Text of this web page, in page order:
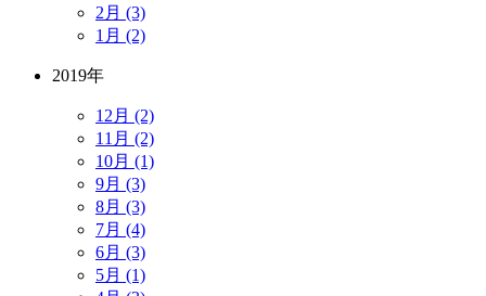
2月 (3)
1月 (2)
2019年
12月 (2)
11月 (2)
10月 (1)
9月 (3)
8月 (3)
7月 (4)
6月 (3)
5月 (1)